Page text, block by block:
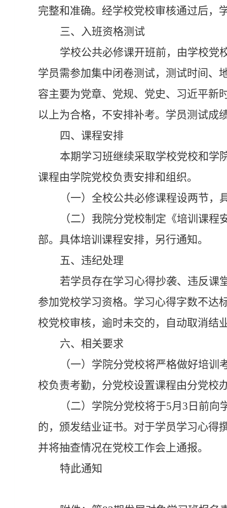
完整和准确。经学校党校审核通过后，
三、入班资格测试
学校公共必修课开班前，由学校党
学员需参加集中闭卷测试，测试时间、
容主要为党章、党规、党史、习近平新
以上为合格，不安排补考。学员测试成
四、课程安排
本期学习班继续采取学校党校和学
课程由学院党校负责安排和组织。
（一）全校公共必修课程设两节，
（二）我院分党校制定《培训课
部。具体培训课程安排，另行通知。
五、违纪处理
若学员存在学习心得抄袭、违反课
参加党校学习资格。学习心得字数不达
校党校审核，逾时未交的，自动取消结
六、相关要求
（一）学院分党校将严格做好培
校负责考勤，分党校设置课程由分党校
（二）学院分党校将于5月 3日前向
的，颁发结业证书。对于学员学习心得
并将抽查情况在党校工作会上通报。
特此通知